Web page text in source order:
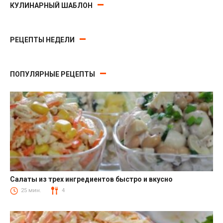
КУЛИНАРНЫЙ ШАБЛОН
РЕЦЕПТЫ НЕДЕЛИ
ПОПУЛЯРНЫЕ РЕЦЕПТЫ
Салаты
Салаты из трех ингредиентов быстро и вкусно
25 мин. 4